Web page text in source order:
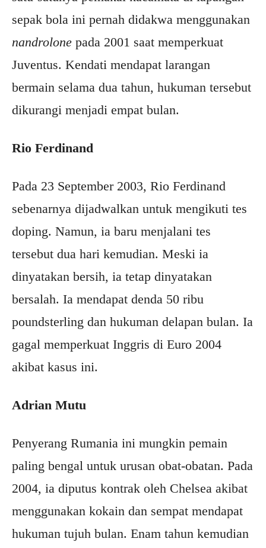
sepak bola ini pernah didakwa menggunakan
nandrolone pada 2001 saat memperkuat
Juventus. Kendati mendapat larangan
bermain selama dua tahun, hukuman tersebut
dikurangi menjadi empat bulan.
Rio Ferdinand
Pada 23 September 2003, Rio Ferdinand
sebenarnya dijadwalkan untuk mengikuti tes
doping. Namun, ia baru menjalani tes
tersebut dua hari kemudian. Meski ia
dinyatakan bersih, ia tetap dinyatakan
bersalah. Ia mendapat denda 50 ribu
poundsterling dan hukuman delapan bulan. Ia
gagal memperkuat Inggris di Euro 2004
akibat kasus ini.
Adrian Mutu
Penyerang Rumania ini mungkin pemain
paling bengal untuk urusan obat-obatan. Pada
2004, ia diputus kontrak oleh Chelsea akibat
menggunakan kokain dan sempat mendapat
hukuman tujuh bulan. Enam tahun kemudian